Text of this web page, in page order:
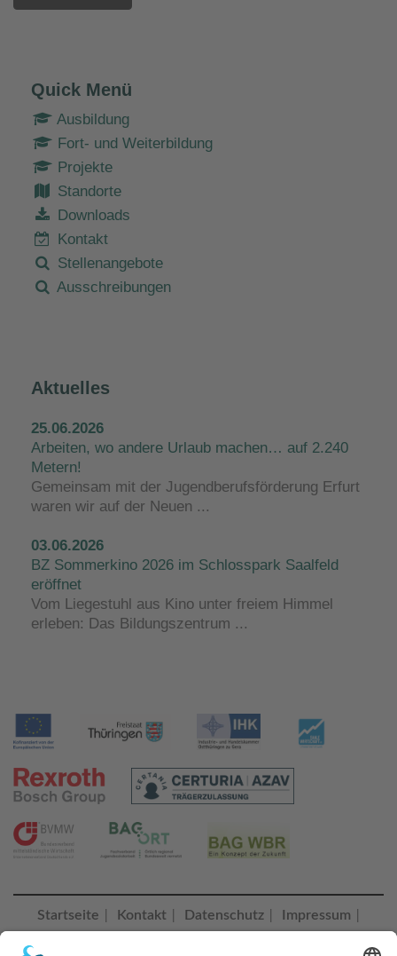
Quick Menü
Ausbildung
Fort- und Weiterbildung
Projekte
Standorte
Downloads
Kontakt
Stellenangebote
Ausschreibungen
Aktuelles
25.06.2026
Arbeiten, wo andere Urlaub machen… auf 2.240
Metern!
Gemeinsam mit der Jugendberufsförderung Erfurt
waren wir auf der Neuen ...
03.06.2026
BZ Sommerkino 2026 im Schlosspark Saalfeld
eröffnet
Vom Liegestuhl aus Kino unter freiem Himmel
erleben: Das Bildungszentrum ...
Startseite Kontakt Datenschutz Impressum